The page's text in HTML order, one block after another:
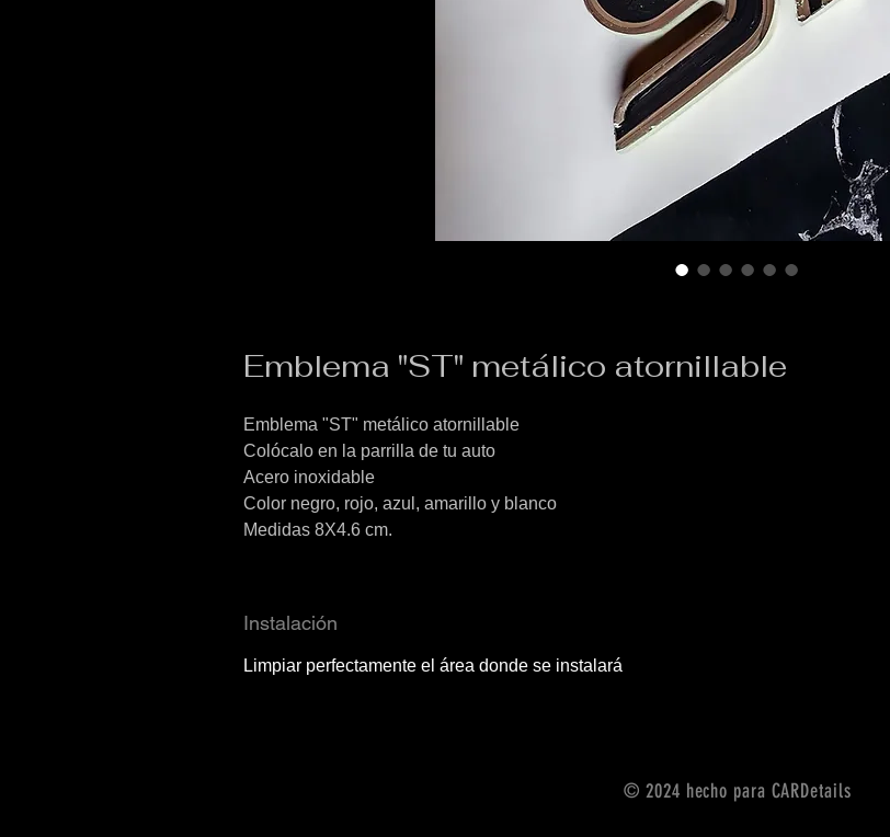
Emblema "ST" metálico atornillable
Emblema "ST" metálico atornillable
Colócalo en la parrilla de tu auto
Acero inoxidable
Color negro, rojo, azul, amarillo y blanco
Medidas 8X4.6 cm.
Instalación
Limpiar perfectamente el área donde se instalará
© 2024 hecho para CARDetails